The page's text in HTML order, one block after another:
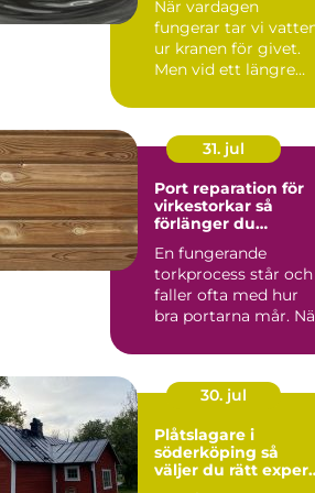
När vardagen
fungerar tar vi
ur kranen för givet.
Men vid ett längre
förorening...
31. jul
Port reparation för
virkestorkar så
förlänger du
En fungerande
torkprocess står och
faller ofta med hur
bra portarna mår.
läcker...
30. jul
Plåtslagare i
söderköping så
väljer du rätt expert